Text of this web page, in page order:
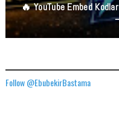
🔥 YouTube Embed
Follow @EbubekirBastama